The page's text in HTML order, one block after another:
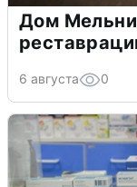
Дом
6 августа 0